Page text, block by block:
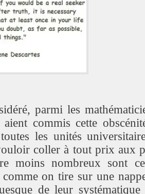
parmi les
commis cette
les unités
coller à tout prix aux
moins nombreux sont
comme on tire sur une
de leur